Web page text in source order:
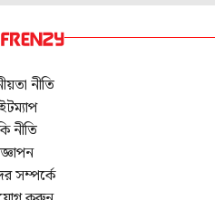
নীতি
নীতি
সম্পর্কে